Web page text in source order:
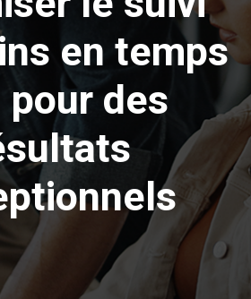
en temps
des